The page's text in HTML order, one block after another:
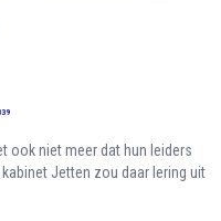
ook niet meer dat hun leiders
Jetten zou daar lering uit